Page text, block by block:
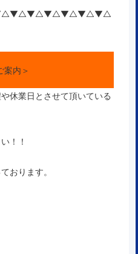
案内＞
休業日とさせて頂いている
！！
おります。